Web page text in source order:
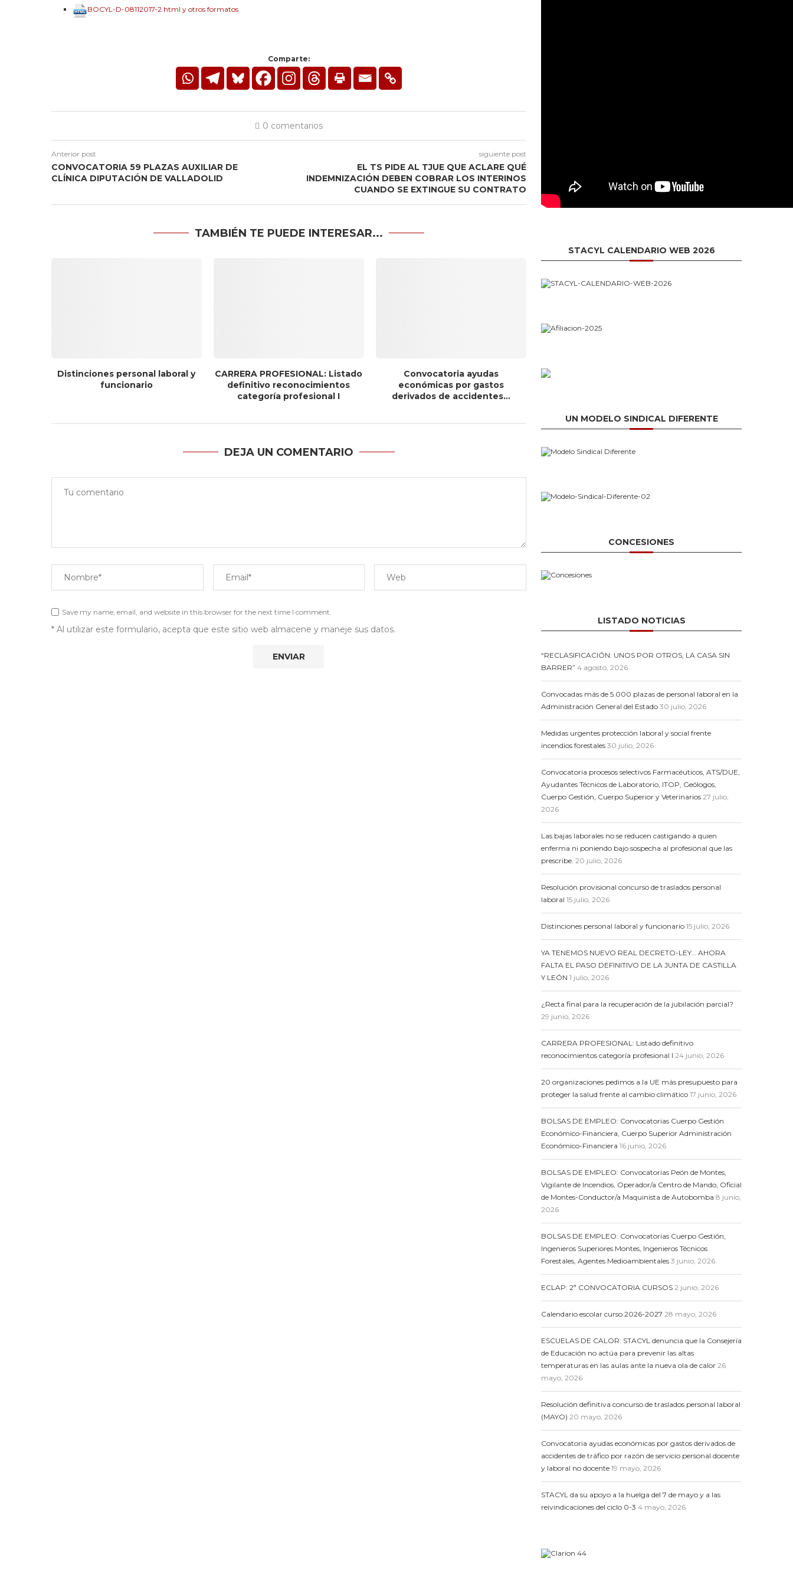
BOCYL-D-08112017-2.html y otros formatos
Comparte:
0 comentarios
Anterior post
CONVOCATORIA 59 PLAZAS AUXILIAR DE
CLÍNICA DIPUTACIÓN DE VALLADOLID
siguiente post
EL TS PIDE AL TJUE QUE ACLARE QUÉ
INDEMNIZACIÓN DEBEN COBRAR LOS INTERINOS
CUANDO SE EXTINGUE SU CONTRATO
TAMBIÉN TE PUEDE INTERESAR...
Distinciones personal laboral y
funcionario
CARRERA PROFESIONAL: Listado
definitivo reconocimientos
categoría profesional I
Convocatoria ayudas
económicas por gastos
derivados de accidentes...
DEJA UN COMENTARIO
Save my name, email, and website in this browser for the next time I comment.
* Al utilizar este formulario, acepta que este sitio web almacene y maneje sus datos.
STACYL CALENDARIO WEB 2026
UN MODELO SINDICAL DIFERENTE
CONCESIONES
LISTADO NOTICIAS
“RECLASIFICACIÓN: UNOS POR OTROS, LA CASA SIN
BARRER” 4 agosto, 2026
Convocadas más de 5.000 plazas de personal laboral en la
Administración General del Estado 30 julio, 2026
Medidas urgentes protección laboral y social frente
incendios forestales 30 julio, 2026
Convocatoria procesos selectivos Farmacéuticos, ATS/DUE,
Ayudantes Técnicos de Laboratorio, ITOP, Geólogos,
Cuerpo Gestión, Cuerpo Superior y Veterinarios 27 julio,
2026
Las bajas laborales no se reducen castigando a quien
enferma ni poniendo bajo sospecha al profesional que las
prescribe. 20 julio, 2026
Resolución provisional concurso de traslados personal
laboral 15 julio, 2026
Distinciones personal laboral y funcionario 15 julio, 2026
YA TENEMOS NUEVO REAL DECRETO-LEY… AHORA
FALTA EL PASO DEFINITIVO DE LA JUNTA DE CASTILLA
Y LEÓN 1 julio, 2026
¿Recta final para la recuperación de la jubilación parcial?
29 junio, 2026
CARRERA PROFESIONAL: Listado definitivo
reconocimientos categoría profesional I 24 junio, 2026
20 organizaciones pedimos a la UE más presupuesto para
proteger la salud frente al cambio climático 17 junio, 2026
BOLSAS DE EMPLEO: Convocatorias Cuerpo Gestión
Económico-Financiera, Cuerpo Superior Administración
Económico-Financiera 16 junio, 2026
BOLSAS DE EMPLEO: Convocatorias Peón de Montes,
Vigilante de Incendios, Operador/a Centro de Mando, Oficial
de Montes-Conductor/a Maquinista de Autobomba 8 junio,
2026
BOLSAS DE EMPLEO: Convocatorias Cuerpo Gestión,
Ingenieros Superiores Montes, Ingenieros Técnicos
Forestales, Agentes Medioambientales 3 junio, 2026
ECLAP: 2ª CONVOCATORIA CURSOS 2 junio, 2026
Calendario escolar curso 2026-2027 28 mayo, 2026
ESCUELAS DE CALOR: STACYL denuncia que la Consejería
de Educación no actúa para prevenir las altas
temperaturas en las aulas ante la nueva ola de calor 26
mayo, 2026
Resolución definitiva concurso de traslados personal laboral
(MAYO) 20 mayo, 2026
Convocatoria ayudas económicas por gastos derivados de
accidentes de tráfico por razón de servicio personal docente
y laboral no docente 19 mayo, 2026
STACYL da su apoyo a la huelga del 7 de mayo y a las
reivindicaciones del ciclo 0-3 4 mayo, 2026